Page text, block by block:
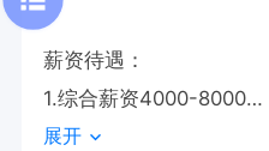
薪资待遇：
1.综合薪资4000-8000
2.生活补贴+工龄补贴
展开